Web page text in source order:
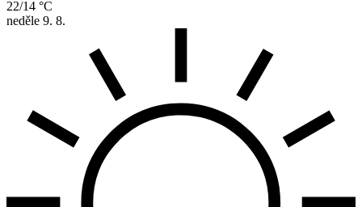
22/14 °C
neděle 9. 8.